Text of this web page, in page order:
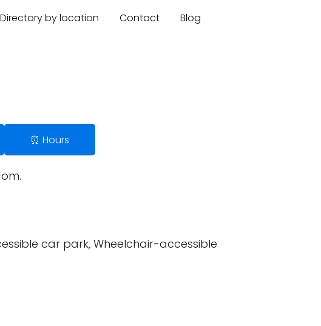
Directory by location Contact Blog
⏰ Hours
car park, Wheelchair-accessible